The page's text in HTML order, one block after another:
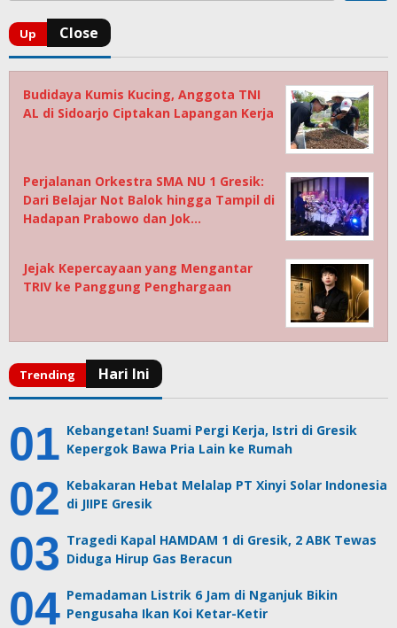
Budidaya Kumis Kucing, Anggota TNI
AL di Sidoarjo Ciptakan Lapangan Kerja
Perjalanan Orkestra SMA NU 1 Gresik:
Dari Belajar Not Balok hingga Tampil di
Hadapan Prabowo dan Jok…
Jejak Kepercayaan yang Mengantar
TRIV ke Panggung Penghargaan
Kebangetan! Suami Pergi Kerja, Istri di Gresik
Kepergok Bawa Pria Lain ke Rumah
Kebakaran Hebat Melalap PT Xinyi Solar Indonesia
di JIIPE Gresik
Tragedi Kapal HAMDAM 1 di Gresik, 2 ABK Tewas
Diduga Hirup Gas Beracun
Pemadaman Listrik 6 Jam di Nganjuk Bikin
Pengusaha Ikan Koi Ketar-Ketir